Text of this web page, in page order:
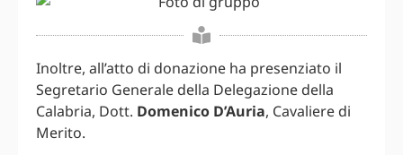
Inoltre, all’atto di donazione ha presenziato il
Segretario Generale della Delegazione della
Calabria, Dott. Domenico D’Auria, Cavaliere di
Merito.